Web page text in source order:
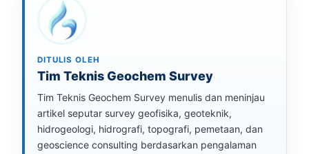
DITULIS OLEH
Tim Teknis Geochem Survey
Tim Teknis Geochem Survey menulis dan meninjau
artikel seputar survey geofisika, geoteknik,
hidrogeologi, hidrografi, topografi, pemetaan, dan
geoscience consulting berdasarkan pengalaman